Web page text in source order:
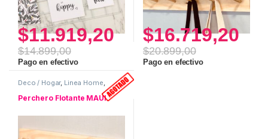
$11.919,20
$14.899,00
Pago en efectivo
$16.719,20
$20.899,00
Pago en efectivo
Deco / Hogar, Linea Home,
Perchero Flotante MAUI